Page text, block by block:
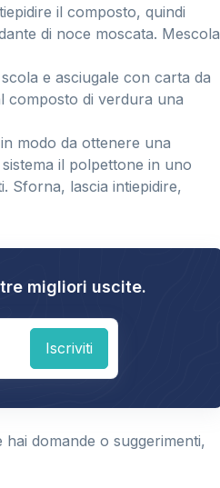
il composto, quindi
di noce moscata. Mescola
e asciugale con carta da
composto di verdura una
modo da ottenere una
il polpettone in uno
Sforna, lascia intiepidire,
migliori uscite.
Iscriviti
hai domande o suggerimenti,